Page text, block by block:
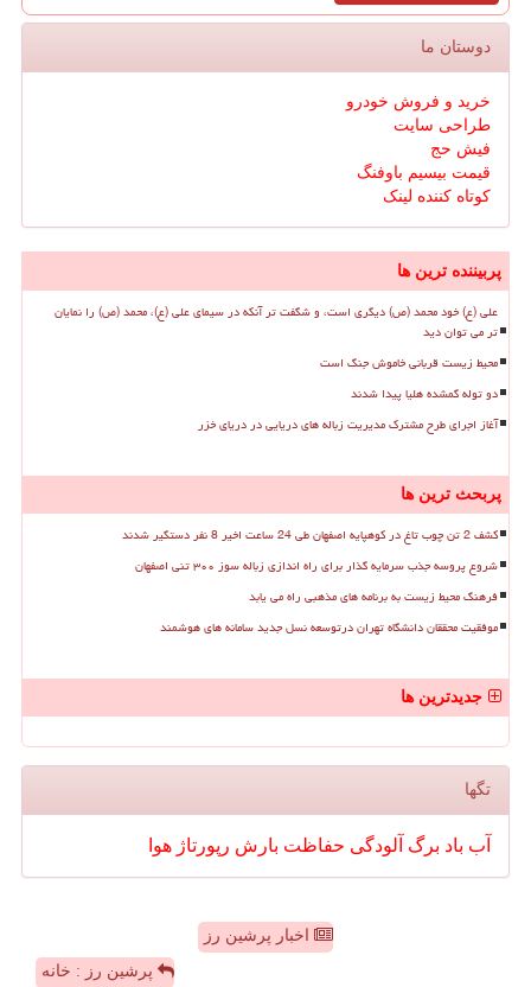
دوستان ما
خرید و فروش خودرو
طراحی سایت
فیش حج
قیمت بیسیم باوفنگ
کوتاه کننده لینک
پربیننده ترین ها
علی (ع) خود محمد (ص) دیگری است، و شگفت تر آنکه در سیمای علی (ع)، محمد (ص) را نمایان
تر می توان دید
محیط زیست قربانی خاموش جنگ است
دو توله گمشده هلیا پیدا شدند
آغاز اجرای طرح مشترک مدیریت زباله های دریایی در دریای خزر
پربحث ترین ها
کشف 2 تن چوب تاغ در کوهپایه اصفهان طی 24 ساعت اخیر 8 نفر دستگیر شدند
شروع پروسه جذب سرمایه گذار برای راه اندازی زباله سوز ۳۰۰ تنی اصفهان
فرهنگ محیط زیست به برنامه های مذهبی راه می یابد
موفقیت محققان دانشگاه تهران درتوسعه نسل جدید سامانه های هوشمند
جدیدترین ها
تگها
آب باد برگ آلودگی حفاظت بارش رپورتاژ هوا
اخبار پرشین رز
پرشین رز : خانه